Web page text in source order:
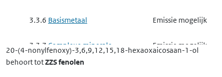
3.3.6 Basismetaal Emissie mogelijk
3.3.7 Complexe minerale
industrie
Emissie mogelijk
20-(4-nonylfenoxy)-3,6,9,12,15,18-hexaoxaicosaan-1-ol
behoort totZZS fenolen